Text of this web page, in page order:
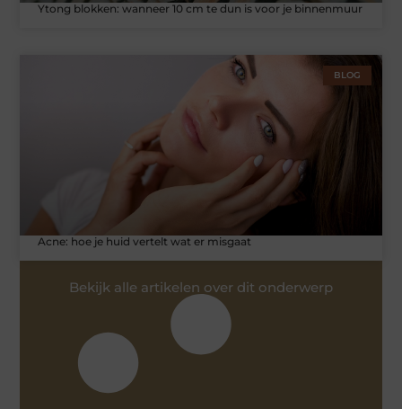
Ytong blokken: wanneer 10 cm te dun is voor je binnenmuur
BLOG
Acne: hoe je huid vertelt wat er misgaat
Bekijk alle artikelen over dit onderwerp